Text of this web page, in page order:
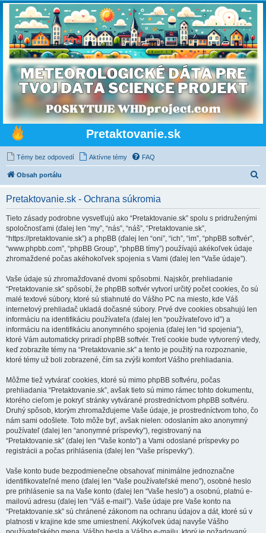
Pretaktovanie.sk
Témy bez odpovedí Aktívne témy FAQ
Obsah portálu
Pretaktovanie.sk - Ochrana súkromia
Tieto zásady podrobne vysvetľujú ako “Pretaktovanie.sk” spolu s pridruženými
spoločnosťami (ďalej len “my”, “nás”, “náš”, “Pretaktovanie.sk”,
“https://pretaktovanie.sk”) a phpBB (ďalej len “oni”, “ich”, “im”, “phpBB softvér”,
“www.phpbb.com”, “phpBB Group”, “phpBB tímy”) používajú akékoľvek údaje
zhromaždené počas akéhokoľvek spojenia s Vami (ďalej len “Vaše údaje”).
Vaše údaje sú zhromažďované dvomi spôsobmi. Najskôr, prehliadanie
“Pretaktovanie.sk” spôsobí, že phpBB softvér vytvorí určitý počet cookies, čo sú
malé textové súbory, ktoré sú stiahnuté do Vášho PC na miesto, kde Váš
internetový prehliadač ukladá dočasné súbory. Prvé dve cookies obsahujú len
informáciu na identifikáciu používateľa (ďalej len “používateľovo id”) a
informáciu na identifikáciu anonymného spojenia (ďalej len “id spojenia”),
ktoré Vám automaticky priradí phpBB softvér. Tretí cookie bude vytvorený vtedy,
keď zobrazíte témy na “Pretaktovanie.sk” a tento je použitý na rozpoznanie,
ktoré témy už boli zobrazené, čím sa zvýši komfort Vášho prehliadania.
Môžme tiež vytvárať cookies, ktoré sú mimo phpBB softvéru, počas
prehliadania “Pretaktovanie.sk”, avšak tieto sú mimo rámec tohto dokumentu,
ktorého cieľom je pokryť stránky vytvárané prostredníctvom phpBB softvéru.
Druhý spôsob, ktorým zhromažďujeme Vaše údaje, je prostredníctvom toho, čo
nám sami odošlete. Toto môže byť, avšak nielen: odoslaním ako anonymný
používateľ (ďalej len “anonymné príspevky”), registrovaný na
“Pretaktovanie.sk” (ďalej len “Vaše konto”) a Vami odoslané príspevky po
registrácii a počas prihlásenia (ďalej len “Vaše príspevky”).
Vaše konto bude bezpodmienečne obsahovať minimálne jednoznačne
identifikovateľné meno (ďalej len “Vaše používateľské meno”), osobné heslo
pre prihlásenie sa na Vaše konto (ďalej len “Vaše heslo”) a osobnú, platnú e-
mailovú adresu (ďalej len “Váš e-mail”). Vaše údaje pre Vaše konto na
“Pretaktovanie.sk” sú chránené zákonom na ochranu údajov a dát, ktoré sú v
platnosti v krajine kde sme umiestnení. Akýkoľvek údaj navyše Vášho